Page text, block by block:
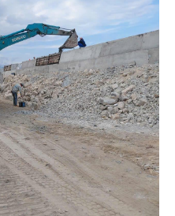
trò đặc biệt quan trọng,
không gian biển,
vệ môi trường, phục hồi
kế bền vững cho người